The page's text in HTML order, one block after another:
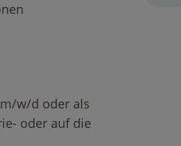
w/d oder als
oder auf die